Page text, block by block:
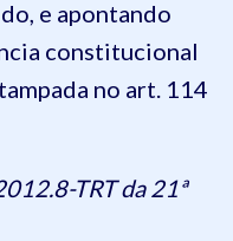
e apontando
constitucional
no art. 114
TRT da 21ª